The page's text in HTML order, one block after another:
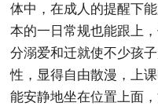
体中，在成人的提醒下
本的一日常规也能跟上
分溺爱和迁就使不少孩
性，显得自由散漫，上
能安静地坐在位置上面